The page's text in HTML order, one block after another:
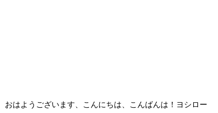
おはようございます、こんにちは、こんばんは！ヨシロー